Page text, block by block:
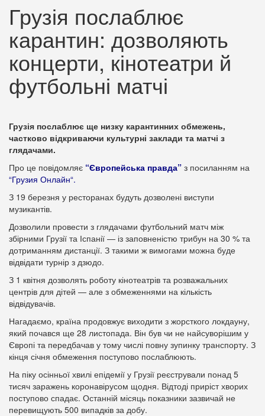
Грузія послаблює
карантин: дозволяють
концерти, кінотеатри й
футбольні матчі
Грузія послаблює ще низку карантинних обмежень,
частково відкриваючи культурні заклади та матчі з
глядачами.
Про це повідомляє “Європейська правда” з посиланням на
“Грузия Онлайн“.
З 19 березня у ресторанах будуть дозволені виступи
музикантів.
Дозволили провести з глядачами футбольний матч між
збірними Грузії та Іспанії — із заповненістю трибун на 30 % та
дотриманням дистанції. З такими ж вимогами можна буде
відвідати турнір з дзюдо.
З 1 квітня дозволять роботу кінотеатрів та розважальних
центрів для дітей — але з обмеженнями на кількість
відвідувачів.
Нагадаємо, країна продовжує виходити з жорсткого локдауну,
який почався ще 28 листопада. Він був чи не найсуворішим у
Європі та передбачав у тому числі повну зупинку транспорту. З
кінця січня обмеження поступово послаблюють.
На піку осінньої хвилі епідемії у Грузії реєстрували понад 5
тисяч заражень коронавірусом щодня. Відтоді приріст хворих
поступово спадає. Останній місяць показники зазвичай не
перевищують 500 випадків за добу.